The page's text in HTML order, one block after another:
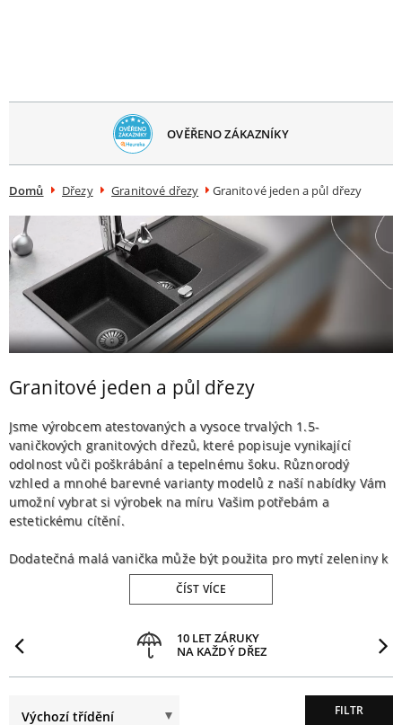
OVĚŘENO ZÁKAZNÍKY
Domů Dřezy Granitové dřezy Granitové jeden a půl dřezy
Granitové jeden a půl dřezy
Jsme výrobcem atestovaných a vysoce trvalých 1.5-
vaničkových granitových dřezů, které popisuje vynikající
odolnost vůči poškrábání a tepelnému šoku. Různorodý
vzhled a mnohé barevné varianty modelů z naší nabídky Vám
umožní vybrat si výrobek na míru Vašim potřebám a
estetickému cítění.
Dodatečná malá vanička může být použita pro mytí zeleniny k
večeři nebo nalití vody do džbánu při mytí nádobí. Kromě této
malé, ale funkční vaničky, je většina našich 1.5- vaničkových
drážkami, kde můžete odložit před chvílí omyté nádobí nebo
horké hrnce. Každý model je dostupný v jedné z 6ti různých
Použití granitu činí povrch každého dřezu velmi příjemným na
ČÍST VÍCE
10 LET ZÁRUKY
NA KAŽDÝ DŘEZ
FILTR